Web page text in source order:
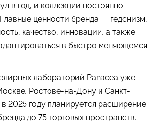
в год, и коллекции постоянно
ценности бренда — гедонизм,
качество, инновации, а также
в быстро меняющемся
лабораторий Panacea уже
Ростове-на-Дону и Санкт-
в 2025 году планируется расширение
до 75 торговых пространств.